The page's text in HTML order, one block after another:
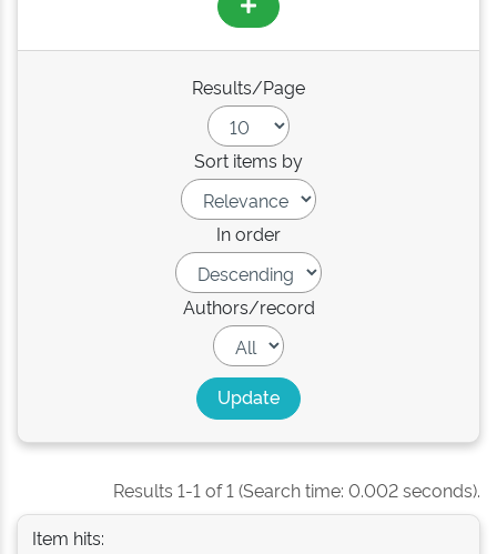
Results/Page
Sort items by
In order
Authors/record
Results 1-1 of 1 (Search time: 0.002 seconds).
Item hits: